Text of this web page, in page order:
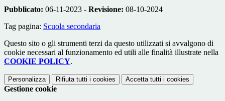
Pubblicato: 06-11-2023 - Revisione: 08-10-2024
Tag pagina: Scuola secondaria
Questo sito o gli strumenti terzi da questo utilizzati si avvalgono di
cookie necessari al funzionamento ed utili alle finalità illustrate nella
COOKIE POLICY.
Personalizza Rifiuta tutti i cookies Accetta tutti i cookies
Gestione cookie